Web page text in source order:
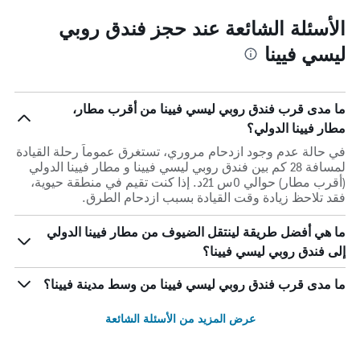
الأسئلة الشائعة عند حجز فندق روبي
ليسي فيينا
ما مدى قرب فندق روبي ليسي فيينا من أقرب مطار،
مطار فيينا الدولي؟
في حالة عدم وجود ازدحام مروري، تستغرق عموماً رحلة القيادة
لمسافة 28 كم بين فندق روبي ليسي فيينا و مطار فيينا الدولي
(أقرب مطار) حوالي 0س 21د. إذا كنت تقيم في منطقة حيوية،
فقد تلاحظ زيادة وقت القيادة بسبب ازدحام الطرق.
ما هي أفضل طريقة لينتقل الضيوف من مطار فيينا الدولي
إلى فندق روبي ليسي فيينا؟
ما مدى قرب فندق روبي ليسي فيينا من وسط مدينة فيينا؟
عرض المزيد من الأسئلة الشائعة